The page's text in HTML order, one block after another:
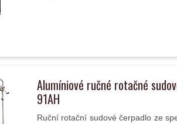
Alumíniové ručné rotačné
91AH
Ruční rotační sudové čerpadlo ze